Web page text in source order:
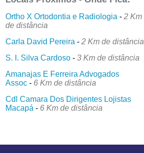
Ortho X Ortodontia e Radiologia -2 Km
de distância
Carla David Pereira -2 Km de distância
S. I. Silva Cardoso -3 Km de distância
Amanajas E Ferreira Advogados
Assoc - 6 Km de distância
Cdl Camara Dos Dirigentes Lojistas
Macapá - 6 Km de distância